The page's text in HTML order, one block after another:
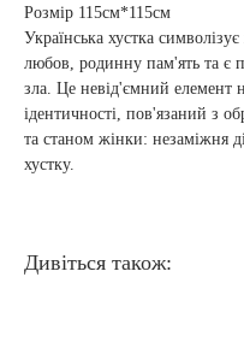
Розмір 115см*115см
Українська хустка
любов, родинну пам'ять та є
зла. Це невід'ємний елемент
ідентичності, пов'язаний з
та станом жінки: незаміжня
хустку.
Дивіться також: